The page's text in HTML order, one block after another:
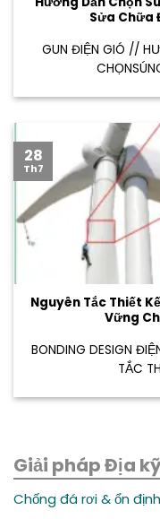
Sửa Chữa
GUN ĐIỆN GIÓ //
Nguyên Tắc Thiết
Vững
BONDING DESIGN
TẮC
28
Th7
Giải pháp Địa
Chống đá rơi & ổn